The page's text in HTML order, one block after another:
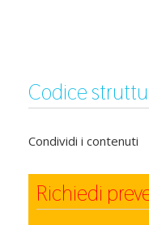
Codice
Condividi i contenuti
Richiedi